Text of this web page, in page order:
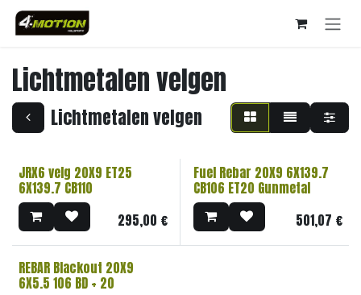
Overslaan naar inhoud
Lichtmetalen velgen
Lichtmetalen velgen
JRX6 velg 20X9 ET25
6X139.7 CB110
295,00 €
Fuel Rebar 20X9 6X139.7
CB106 ET20 Gunmetal
501,07 €
REBAR Blackout 20X9
6X5.5 106 BD + 20